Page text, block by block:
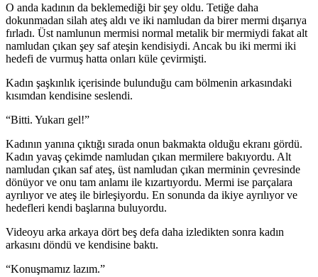
O anda kadının da beklemediği bir şey oldu. Tetiğe daha
dokunmadan silah ateş aldı ve iki namludan da birer mermi dışarıya
fırladı. Üst namlunun mermisi normal metalik bir mermiydi fakat alt
namludan çıkan şey saf ateşin kendisiydi. Ancak bu iki mermi iki
hedefi de vurmuş hatta onları küle çevirmişti.
Kadın şaşkınlık içerisinde bulunduğu cam bölmenin arkasındaki
kısımdan kendisine seslendi.
“Bitti. Yukarı gel!”
Kadının yanına çıktığı sırada onun bakmakta olduğu ekranı gördü.
Kadın yavaş çekimde namludan çıkan mermilere bakıyordu. Alt
namludan çıkan saf ateş, üst namludan çıkan merminin çevresinde
dönüyor ve onu tam anlamı ile kızartıyordu. Mermi ise parçalara
ayrılıyor ve ateş ile birleşiyordu. En sonunda da ikiye ayrılıyor ve
hedefleri kendi başlarına buluyordu.
Videoyu arka arkaya dört beş defa daha izledikten sonra kadın
arkasını döndü ve kendisine baktı.
“Konuşmamız lazım.”